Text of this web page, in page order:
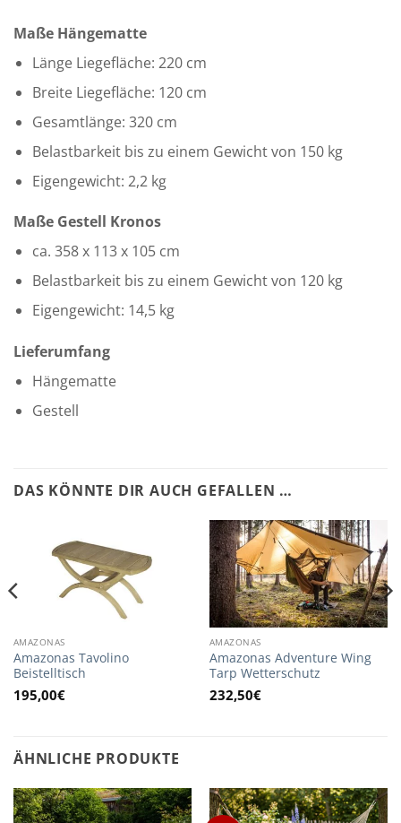
Maße Hängematte
Länge Liegefläche: 220 cm
Breite Liegefläche: 120 cm
Gesamtlänge: 320 cm
Belastbarkeit bis zu einem Gewicht von 150 kg
Eigengewicht: 2,2 kg
Maße Gestell Kronos
ca. 358 x 113 x 105 cm
Belastbarkeit bis zu einem Gewicht von 120 kg
Eigengewicht: 14,5 kg
Lieferumfang
Hängematte
Gestell
DAS KÖNNTE DIR AUCH GEFALLEN …
AMAZONAS
Amazonas Tavolino
Beistelltisch
195,00€
AMAZONAS
Amazonas Adventure Wing
Tarp Wetterschutz
232,50€
ÄHNLICHE PRODUKTE